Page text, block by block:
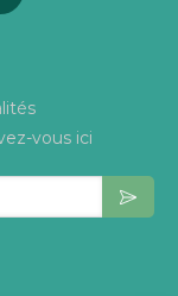
vous ici